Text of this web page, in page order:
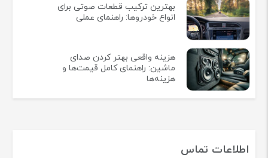
بهترین ترکیب قطعات صوتی برای
انواع خودروها: راهنمای عملی
هزینه واقعی بهتر کردن صدای
ماشین: راهنمای کامل قیمت‌ها و
هزینه‌ها
اطلاعات تماس